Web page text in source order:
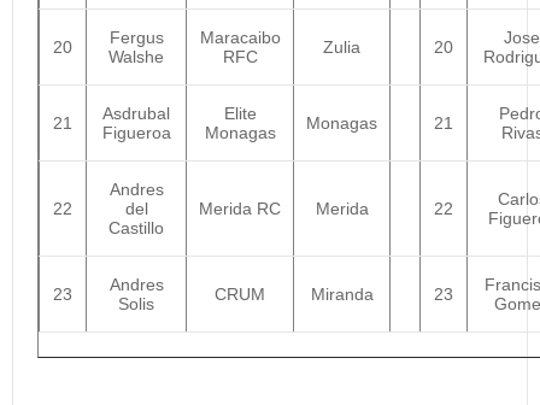
20
Fergus
Walshe
Maracaibo
RFC
Zulia 20
Jose
21
Asdrubal
Figueroa
Elite
Monagas
Monagas 21
22
Andres
del
Castillo
Merida RC Merida 22
23
Andres
Solis
CRUM Miranda 23